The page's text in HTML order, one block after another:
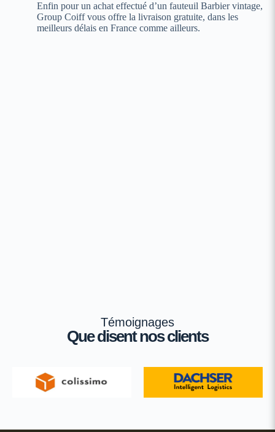
Enfin pour un achat effectué d’un fauteuil Barbier vintage,
Group Coiff vous offre la livraison gratuite, dans les
meilleurs délais en France comme ailleurs.
Témoignages
Que disent nos clients